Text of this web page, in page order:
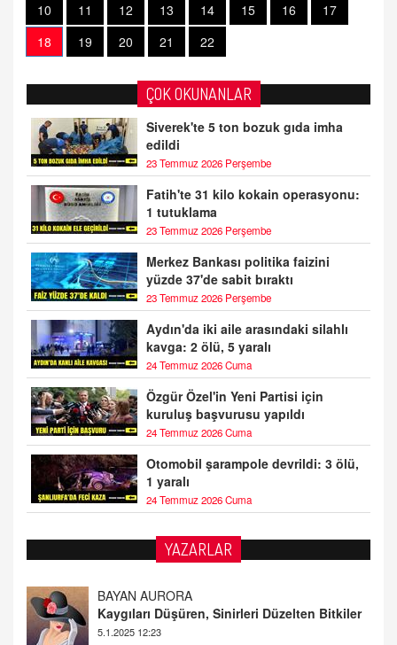
10
11 12 13 14 15 16
17
18
19 20 21 22
ÇOK OKUNANLAR
Siverek'te 5 ton bozuk gıda imha
edildi
23 Temmuz 2026 Perşembe
Fatih'te 31 kilo kokain operasyonu:
1 tutuklama
23 Temmuz 2026 Perşembe
Merkez Bankası politika faizini
yüzde 37'de sabit bıraktı
23 Temmuz 2026 Perşembe
Aydın'da iki aile arasındaki silahlı
kavga: 2 ölü, 5 yaralı
24 Temmuz 2026 Cuma
Özgür Özel'in Yeni Partisi için
kuruluş başvurusu yapıldı
24 Temmuz 2026 Cuma
Otomobil şarampole devrildi: 3 ölü,
1 yaralı
24 Temmuz 2026 Cuma
YAZARLAR
BAYAN AURORA
Kaygıları Düşüren, Sinirleri Düzelten Bitkiler
5.1.2025 12:23